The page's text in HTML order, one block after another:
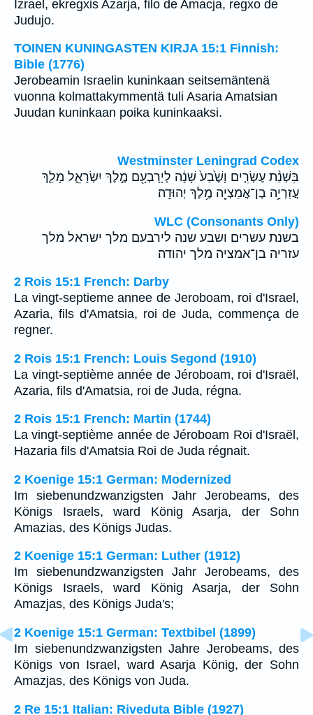
Izrael, ekregxis Azarja, filo de Amacja, regxo de
Judujo.
TOINEN KUNINGASTEN KIRJA 15:1 Finnish:
Bible (1776)
Jerobeamin Israelin kuninkaan seitsemäntenä
vuonna kolmattakymmentä tuli Asaria Amatsian
Juudan kuninkaan poika kuninkaaksi.
Westminster Leningrad Codex
בִּשְׁנַ֨ת עֶשְׂרִ֤ים וָשֶׁ֙בַע֙ שָׁנָ֔ה לְיָרָבְעָ֖ם מֶ֣לֶךְ יִשְׂרָאֵ֑ל מָלַ֛ךְ
עֲזַרְיָ֥ה בֶן־אֲמַצְיָ֖ה מֶ֥לֶךְ יְהוּדָֽה׃
WLC (Consonants Only)
בשנת עשרים ושבע שנה לירבעם מלך ישראל מלך
עזריה בן־אמציה מלך יהודה׃
2 Rois 15:1 French: Darby
La vingt-septieme annee de Jeroboam, roi d'Israel,
Azaria, fils d'Amatsia, roi de Juda, commença de
regner.
2 Rois 15:1 French: Louis Segond (1910)
La vingt-septième année de Jéroboam, roi d'Israël,
Azaria, fils d'Amatsia, roi de Juda, régna.
2 Rois 15:1 French: Martin (1744)
La vingt-septième année de Jéroboam Roi d'Israël,
Hazaria fils d'Amatsia Roi de Juda régnait.
2 Koenige 15:1 German: Modernized
Im siebenundzwanzigsten Jahr Jerobeams, des
Königs Israels, ward König Asarja, der Sohn
Amazias, des Königs Judas.
2 Koenige 15:1 German: Luther (1912)
Im siebenundzwanzigsten Jahr Jerobeams, des
Königs Israels, ward König Asarja, der Sohn
Amazjas, des Königs Juda's;
2 Koenige 15:1 German: Textbibel (1899)
Im siebenundzwanzigsten Jahre Jerobeams, des
Königs von Israel, ward Asarja König, der Sohn
Amazjas, des Königs von Juda.
2 Re 15:1 Italian: Riveduta Bible (1927)